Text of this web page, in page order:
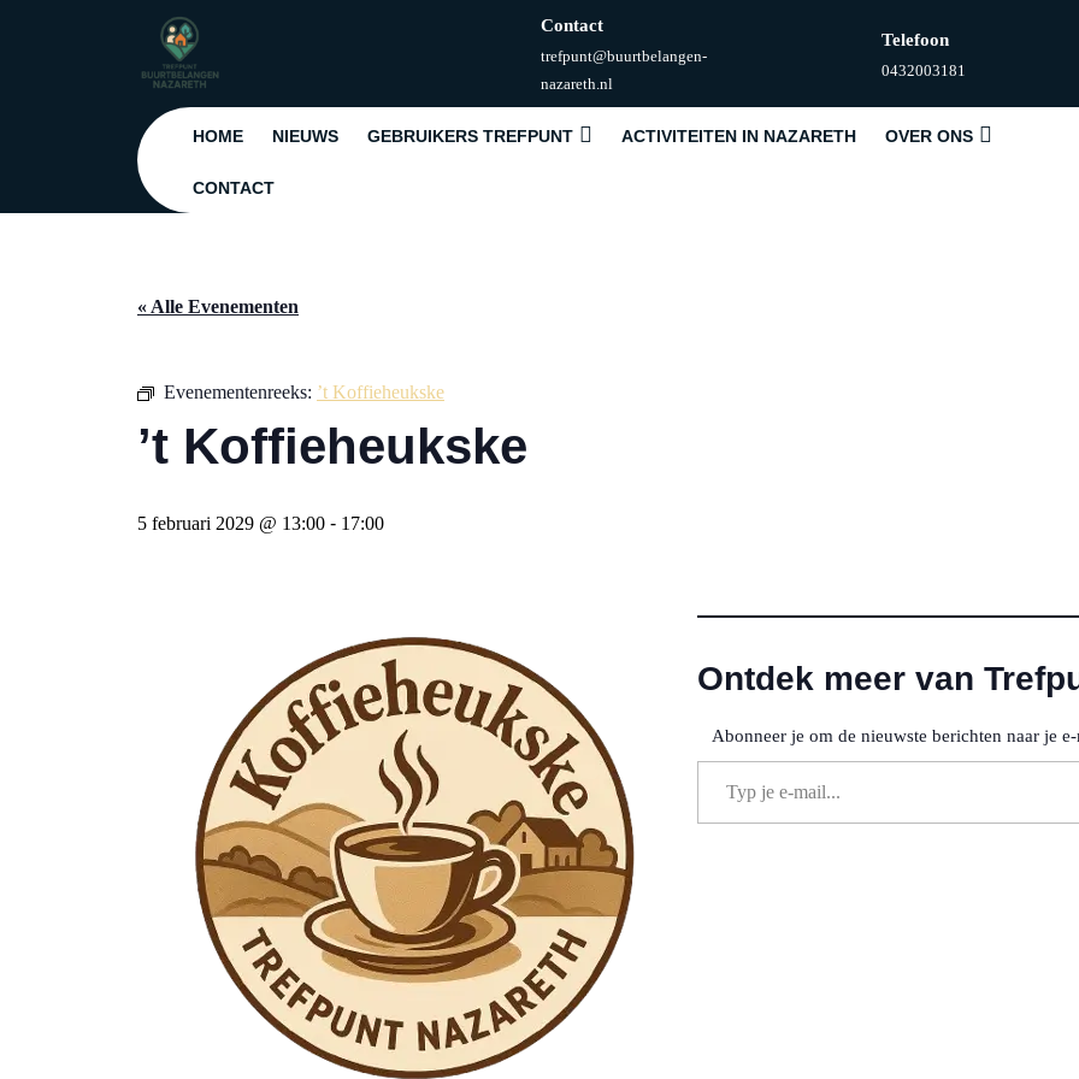
Contact
trefpunt@buurtbelangen-
nazareth.nlE-
mail
Telefoon
0432003181
HOME NIEUWS GEBRUIKERS TREFPUNT ACTIVITEITEN IN NAZARETH OVER ONS
CONTACT
« Alle Evenementen
Evenementenreeks: ’t Koffieheukske
’t Koffieheukske
5 februari 2029 @ 13:00 - 17:00
Ontdek meer van
Abonneer je om de nieuwste berichten naar je
Typ je e-mail...